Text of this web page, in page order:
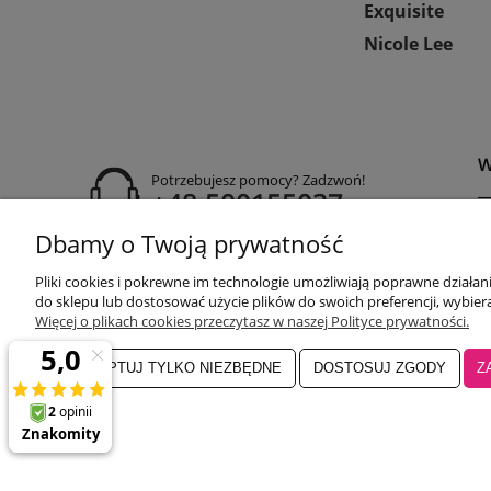
Exquisite
Nicole Lee
Potrzebujesz pomocy? Zadzwoń!
+48 500155037
godziny otwarcia:
Sobota 9:30-13:30
obuwiehigo@gmail.com
Dbamy o Twoją prywatność
Pliki cookies i pokrewne im technologie umożliwiają poprawne
do sklepu lub dostosować użycie plików do swoich preferencji,
Więcej o plikach cookies przeczytasz w naszej Polityce prywatności.
ZAAKCEPTUJ TYLKO NIEZBĘDNE DOSTOSUJ ZGODY